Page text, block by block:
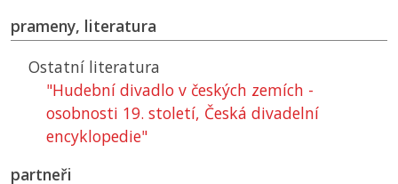
prameny, literatura
Ostatní literatura
"Hudební divadlo v českých zemích -
osobnosti 19. století, Česká divadelní
encyklopedie"
partneři